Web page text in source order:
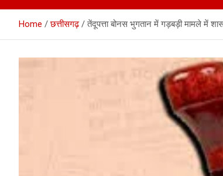
Home छत्तीसगढ़ तेंदूपत्ता बोनस भुगतान में गड़बड़ी मामले में